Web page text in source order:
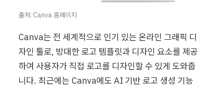
출처: Canva 홈페이지
Canva는 전 세계적으로 인기 있는 온라인 그래픽 디
자인 툴로, 방대한 로고 템플릿과 디자인 요소를 제공
하여 사용자가 직접 로고를 디자인할 수 있게 도와줍
니다. 최근에는 Canva에도 AI 기반 로고 생성 기능